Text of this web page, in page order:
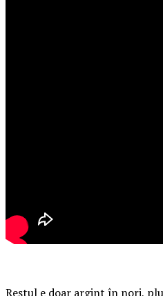
Restul e doar argint în nori,